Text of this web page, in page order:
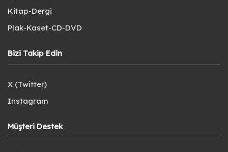
Kitap-Dergi
Plak-Kaset-CD-DVD
Bizi Takip Edin
X (Twitter)
Instagram
Müşteri Destek